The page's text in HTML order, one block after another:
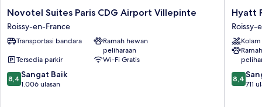
Novotel
Suites
Paris
CDG
Villepinte
Roissy-
en-
Novotel Suites Paris CDG Airport Villepinte
Roissy-en-France
Transportasi bandara
Ramah hewan
peliharaan
Tersedia parkir
Wi-Fi Gratis
8.4
dari
8,4 Sangat Baik
1.006 ulasan
Hyatt
Place
Paris
Charles
de
Gaulle
Airport
Roissy-
Hyatt
Roissy-
8.4
dari
8,4
711